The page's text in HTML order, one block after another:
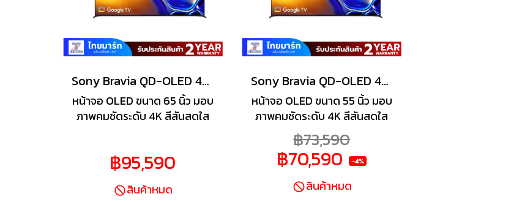
Sony Bravia QD-OLED 4K TV รุ่น K-65XR80M2 ทีวีขนาด 65 นิ้ว Bravia 8 II Series
หน้าจอ OLED ขนาด 65 นิ้ว มอบ
ภาพคมชัดระดับ 4K สีสันสดใส
โหมดภาพพิเศษที่ Sony พัฒนา
Netflix) เพื่อให้ภาพตรงตาม
฿95,590
สินค้าหมด
Sony Bravia QD-OLED 4K TV รุ่น K-55XR80M2 ทีวีขนาด 55 นิ้ว Bravia 8 II Series
หน้าจอ OLED ขนาด 55 นิ้ว มอบ
ภาพคมชัดระดับ 4K สีสันสดใส
และสีดำที่ลุ่มลึกอย่างสมบูรณ์
แบบ Studio Calibrated Mode
โหมดภาพพิเศษที่ Sony พัฒนา
ร่วมกับพาร์ทเนอร์ (รวมถึง
Netflix) เพื่อให้ภาพตรงตาม
฿73,590
฿70,590 -4%
สินค้าหมด